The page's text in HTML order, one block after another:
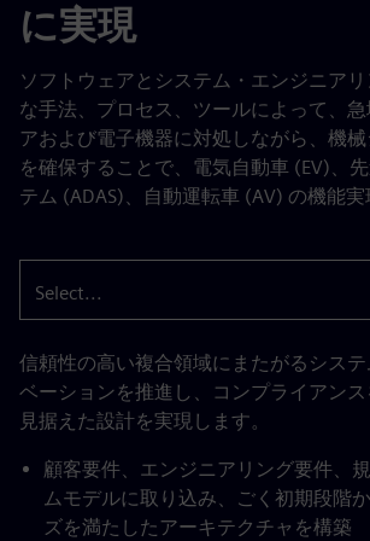
に実現
ソフトウェアとシステム・エンジニア
な手法、プロセス、ツールによって、
アおよび電子機器に対処しながら、機
を確保することで、電気自動車 (EV)、
テム (ADAS)、自動運転車 (AV) の機能実
Select...
信頼性の高い複合領域にまたがるシス
ベーションを推進し、コンプライアン
見据えた設計を実現します。
顧客要件、エンジニアリング要件、
ムモデルに取り込み、ごく初期段階
ズを満たしたアーキテクチャを構築